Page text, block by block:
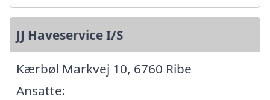
JJ Haveservice I/S
Kærbøl Markvej 10, 6760 Ribe
Ansatte: